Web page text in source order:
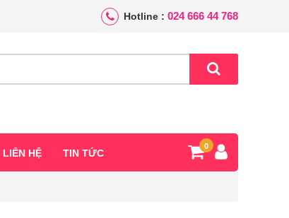
Hotline : 024 666 44 768
LIÊN HỆ TIN TỨC
0